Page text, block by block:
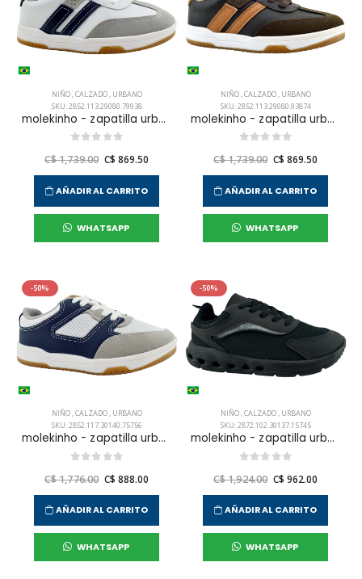
NIÑO,CALZADO, URBANO
SKU: 2852.113.29080.79938
molekinho - zapatilla urbana sneakers casual para niño infante
C$ 1,739.00 C$ 869.50
AÑADIR AL CARRITO
WHATSAPP
NIÑO,CALZADO, URBANO
SKU: 2852.113.29080.93874
molekinho - zapatilla urbana sneakers casual para niño infante
C$ 1,739.00 C$ 869.50
AÑADIR AL CARRITO
WHATSAPP
-50%
NIÑO,CALZADO, URBANO
SKU: 2852.117.30140.75756
molekinho - zapatilla urbana sneakers casual para niño infante
C$ 1,776.00 C$ 888.00
AÑADIR AL CARRITO
WHATSAPP
-50%
NIÑO,CALZADO, URBANO
SKU: 2872.102.30137.15745
molekinho - zapatilla urbana sneakers casual para niño infante
C$ 1,924.00 C$ 962.00
AÑADIR AL CARRITO
WHATSAPP